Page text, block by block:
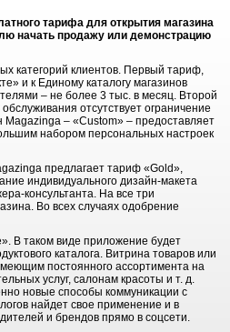
тарифа для открытия магазина
начать продажу или демонстрацию
категорий клиентов. Первый тариф,
и к Единому каталогу магазинов
– не более 3 тыс. в месяц. Второй
отсутствует ограничение
– «Custom» – предоставляет
набором персональных настроек
предлагает тариф «Gold»,
индивидуального дизайн-макета
консультанта. На все три
Во всех случаях одобрение
В таком виде приложение будет
каталога. Витрина товаров или
постоянного ассортимента на
услуг, салонам красоты и т. д.
новые способы коммуникации с
найдет свое применение и в
и брендов прямо в соцсети.